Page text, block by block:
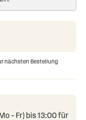
nächsten Bestellung
– Fr) bis 13:00 für